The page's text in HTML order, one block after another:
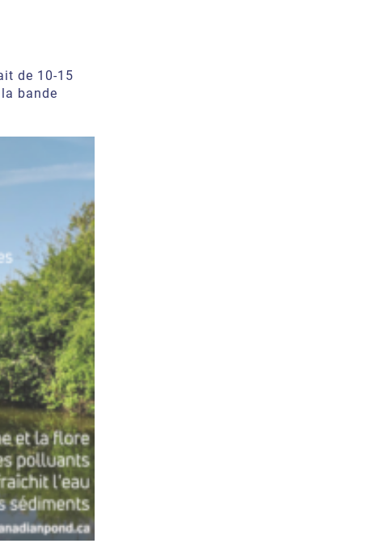
de 10-15
bande